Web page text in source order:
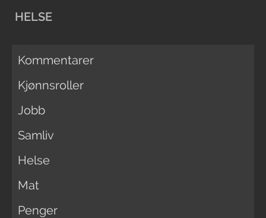
HELSE
Kommentarer
Kjønnsroller
Jobb
Samliv
Helse
Mat
Penger